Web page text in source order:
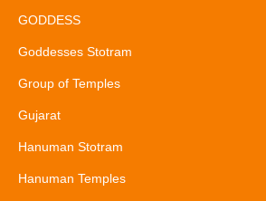
GODDESS
Goddesses Stotram
Group of Temples
Gujarat
Hanuman Stotram
Hanuman Temples